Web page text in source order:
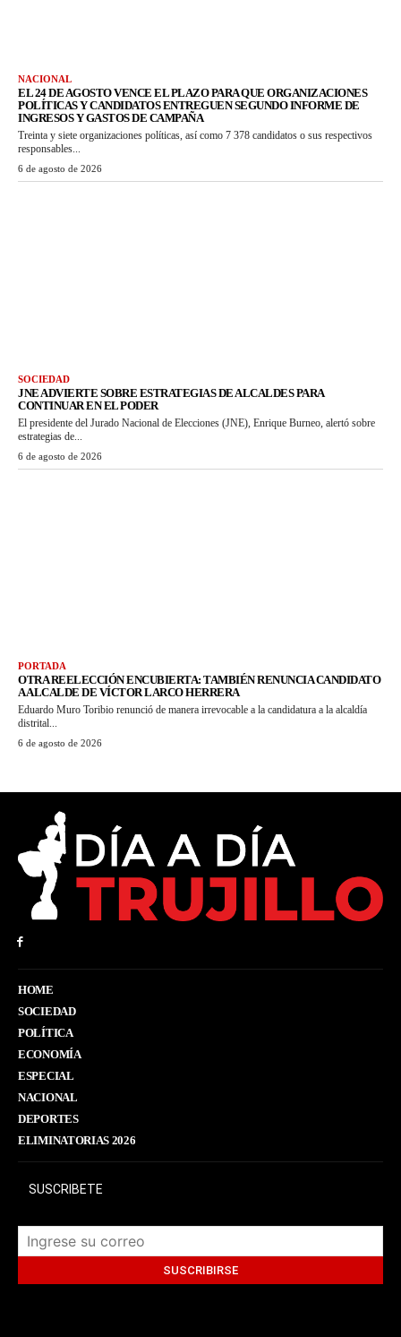
NACIONAL
EL 24 DE AGOSTO VENCE EL PLAZO PARA QUE ORGANIZACIONES
POLÍTICAS Y CANDIDATOS ENTREGUEN SEGUNDO INFORME DE
INGRESOS Y GASTOS DE CAMPAÑA
Treinta y siete organizaciones políticas, así como 7 378 candidatos o sus respectivos
responsables...
6 de agosto de 2026
SOCIEDAD
JNE ADVIERTE SOBRE ESTRATEGIAS DE ALCALDES PARA
CONTINUAR EN EL PODER
El presidente del Jurado Nacional de Elecciones (JNE), Enrique Burneo, alertó sobre
estrategias de...
6 de agosto de 2026
PORTADA
OTRA REELECCIÓN ENCUBIERTA: TAMBIÉN RENUNCIA CANDIDATO
A ALCALDE DE VÍCTOR LARCO HERRERA
Eduardo Muro Toribio renunció de manera irrevocable a la candidatura a la alcaldía
distrital...
6 de agosto de 2026
HOME
SOCIEDAD
POLÍTICA
ECONOMÍA
ESPECIAL
NACIONAL
DEPORTES
ELIMINATORIAS 2026
SUSCRIBETE